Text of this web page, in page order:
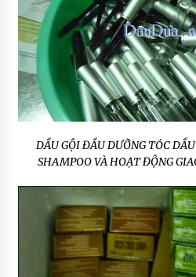
DẦU GỘI ĐẦU DƯỠNG TÓC
SHAMPOO VÀ HOẠT ĐỘNG